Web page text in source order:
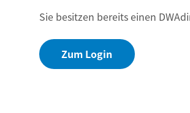
Sie besitzen bereits einen
Zum Login